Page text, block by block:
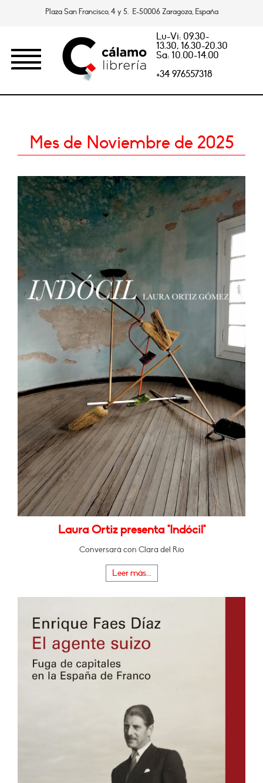
Plaza San Francisco, 4 y 5. E-50006 Zaragoza, España
Lu-Vi: 09.30-
13.30, 16.30-20.30
Sa: 10.00-14.00
+34 976557318
Mes de Noviembre de 2025
Laura Ortiz presenta "Indócil"
Conversará con Clara del Río
Leer más...